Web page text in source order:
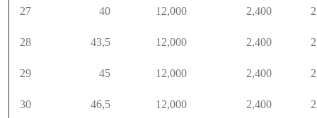
27 40 12,000 2,400
28 43,5 12,000 2,400
29 45 12,000 2,400
30 46,5 12,000 2,400